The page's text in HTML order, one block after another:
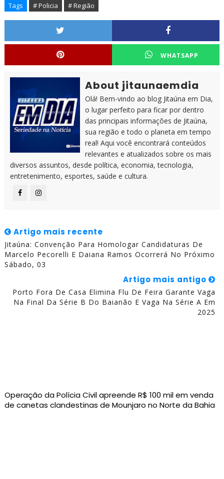
Tags # Policia # Região
WHATSAPP
About jitaunaemdia
Olá! Bem-vindo ao blog Jitaúna em Dia,
o lugar perfeito para ficar por dentro
das principais informações de Jitaúna,
sua região e todo o planeta em tempo
real! Aqui você encontrará conteúdos
relevantes e atualizados sobre os mais
diversos assuntos, desde política, economia, tecnologia,
entretenimento, esportes, saúde e cultura.
Artigo mais recente
Jitaúna: Convenção Para Homologar Candidaturas De
Marcelo Pecorelli E Daiana Ramos Ocorrerá No Próximo
Sábado, 03
Artigo mais antigo
Porto Fora De Casa Elimina Flu De Feira Garante Vaga
Na Final Da Série B Do Baianão E Vaga Na Série A Em
2025
Operação da Polícia Civil apreende R$ 100 mil em venda
de canetas clandestinas de Mounjaro no Norte da Bahia